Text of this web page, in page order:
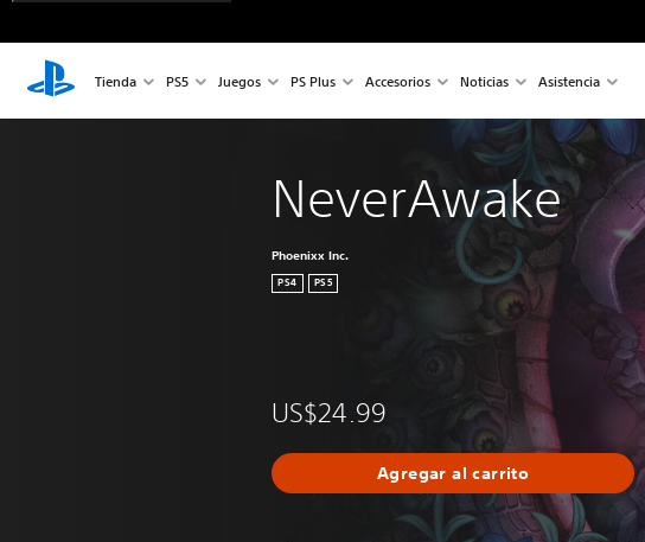
Tienda PS5 Juegos PS Plus Accesorios Noticias Asistencia
NeverAwake
Phoenixx Inc.
PS4 PS5
US$24.99
Agregar al carrito